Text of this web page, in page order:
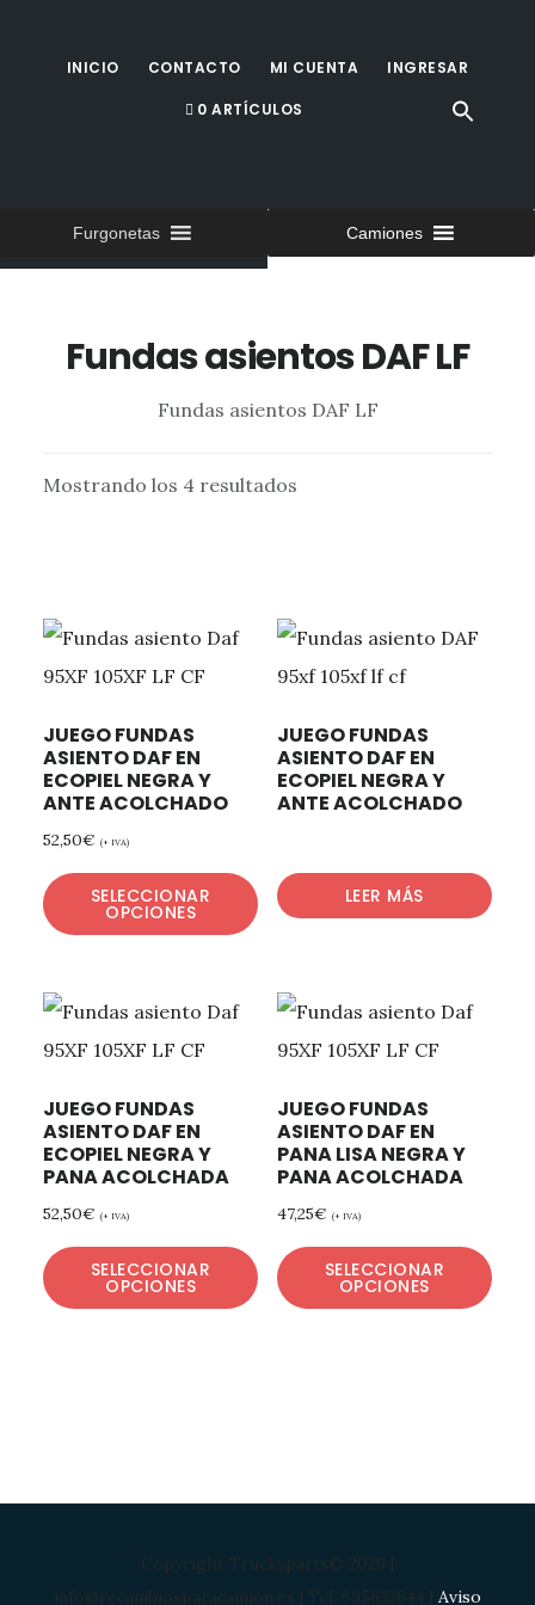
INICIO CONTACTO MI CUENTA INGRESAR
0 ARTÍCULOS
Furgonetas Camiones
Fundas asientos DAF LF
Fundas asientos DAF LF
Mostrando los 4 resultados
JUEGO FUNDAS
ASIENTO DAF EN
ECOPIEL NEGRA Y
ANTE ACOLCHADO
52,50€ (+ IVA)
SELECCIONAR
OPCIONES
JUEGO FUNDAS
ASIENTO DAF EN
ECOPIEL NEGRA Y
ANTE ACOLCHADO
LEER MÁS
JUEGO FUNDAS
ASIENTO DAF EN
ECOPIEL NEGRA Y
PANA ACOLCHADA
52,50€ (+ IVA)
SELECCIONAR
OPCIONES
JUEGO FUNDAS
ASIENTO DAF EN
PANA LISA NEGRA Y
PANA ACOLCHADA
47,25€ (+ IVA)
SELECCIONAR
OPCIONES
Copyright Trucksparts© 2026 |
info@recambiosparacamion.es | Tel: 695633644 | Aviso